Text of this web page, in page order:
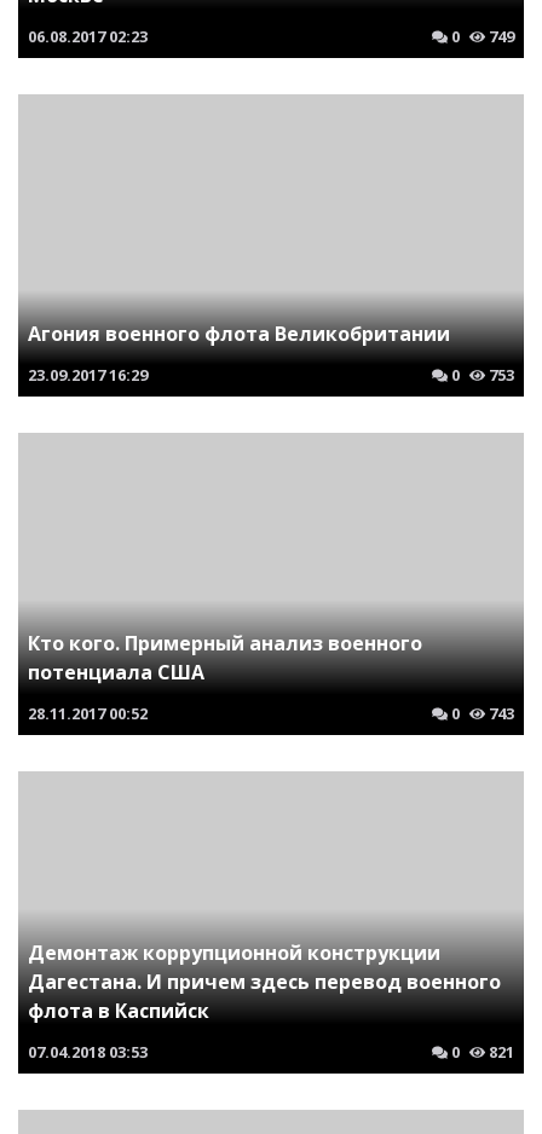
06.08.2017 02:23 0 749
Агония военного флота Великобритании
23.09.201716:29 0 753
Кто кого. Примерный анализ военного
потенциала США
28.11.2017 00:52 0 743
Демонтаж коррупционной конструкции
Дагестана. И причем здесь перевод военного
флота в Каспийск
07.04.2018 03:53 0 821